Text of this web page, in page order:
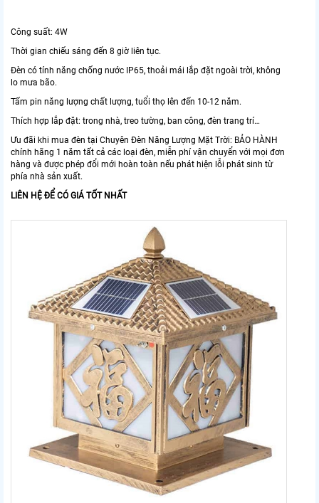
Công suất: 4W
Thời gian chiếu sáng đến 8 giờ liên tục.
Đèn có tính năng chống nước IP65, thoải mái lắp đặt ngoài trời, không
lo mưa bão.
Tấm pin năng lượng chất lượng, tuổi thọ lên đến 10-12 năm.
Thích hợp lắp đặt: trong nhà, treo tường, ban công, đèn trang trí…
Ưu đãi khi mua đèn tại Chuyên Đèn Năng Lượng Mặt Trời: BẢO HÀNH
chính hãng 1 năm tất cả các loại đèn, miễn phí vận chuyển với mọi đơn
hàng và được phép đổi mới hoàn toàn nếu phát hiện lỗi phát sinh từ
phía nhà sản xuất.
LIÊN HỆ ĐỂ CÓ GIÁ TỐT NHẤT